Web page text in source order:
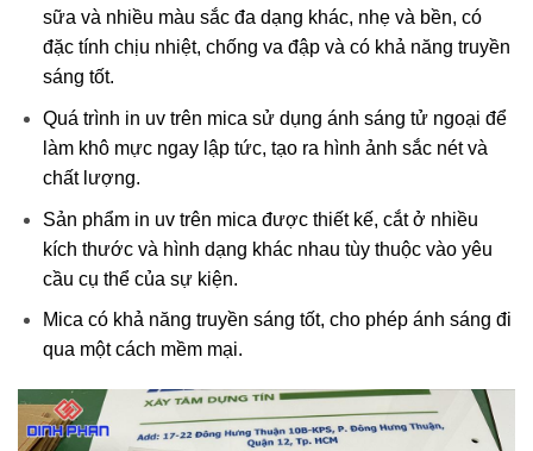
sữa và nhiều màu sắc đa dạng khác, nhẹ và bền, có
đặc tính chịu nhiệt, chống va đập và có khả năng truyền
sáng tốt.
Quá trình in uv trên mica sử dụng ánh sáng tử ngoại để
làm khô mực ngay lập tức, tạo ra hình ảnh sắc nét và
chất lượng.
Sản phẩm in uv trên mica được thiết kế, cắt ở nhiều
kích thước và hình dạng khác nhau tùy thuộc vào yêu
cầu cụ thể của sự kiện.
Mica có khả năng truyền sáng tốt, cho phép ánh sáng đi
qua một cách mềm mại.